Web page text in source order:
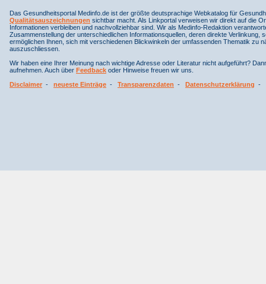
Das Gesundheitsportal Medinfo.de ist der größte deutsprachige Webkatalog für
Qualitätsauszeichnungen sichtbar macht. Als Linkportal verweisen wir direkt auf die
Informationen verbleiben und nachvollziehbar sind. Wir als Medinfo-Redaktion
Zusammenstellung der unterschiedlichen Informationsquellen, deren direkte
ermöglichen Ihnen, sich mit verschiedenen Blickwinkeln der umfassenden Thematik
auszuschliessen.
Wir haben eine Ihrer Meinung nach wichtige Adresse oder Literatur nicht aufgeführt?
aufnehmen. Auch über Feedback oder Hinweise freuen wir uns.
Disclaimer - neueste Einträge - Transparenzdaten - Datenschutzerklärung -